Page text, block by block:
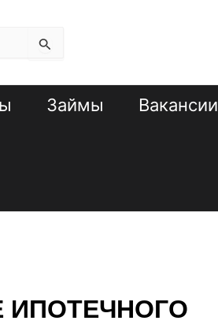
Займы Вакансии
ИПОТЕЧНОГО